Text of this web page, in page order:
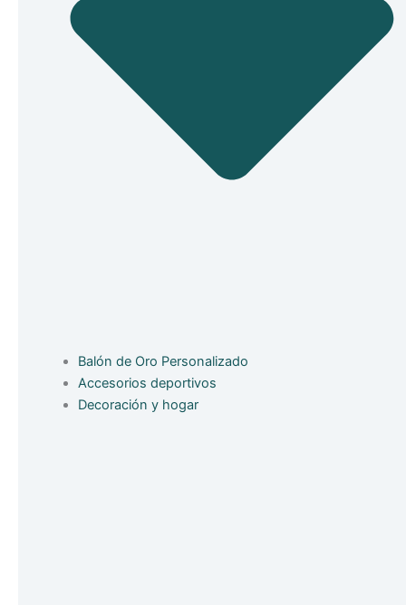
Balón de Oro Personalizado
Accesorios deportivos
Decoración y hogar